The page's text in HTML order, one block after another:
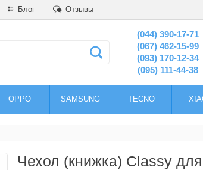
Блог Отзывы
(044) 390-17-71
(067) 462-15-99
(093) 170-12-34
(095) 111-44-38
OPPO SAMSUNG TECNO
Чехол (книжка) Classy